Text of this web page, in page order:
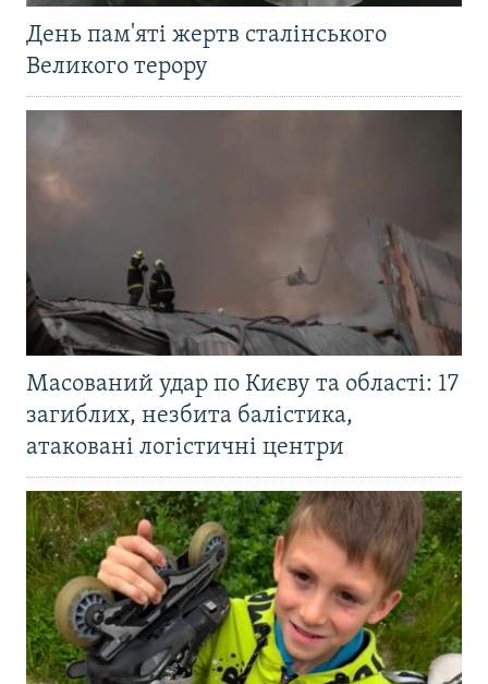
День пам'яті жертв сталінського
Великого терору
Масований удар по Києву та області: 17
загиблих, незбита балістика,
атаковані логістичні центри